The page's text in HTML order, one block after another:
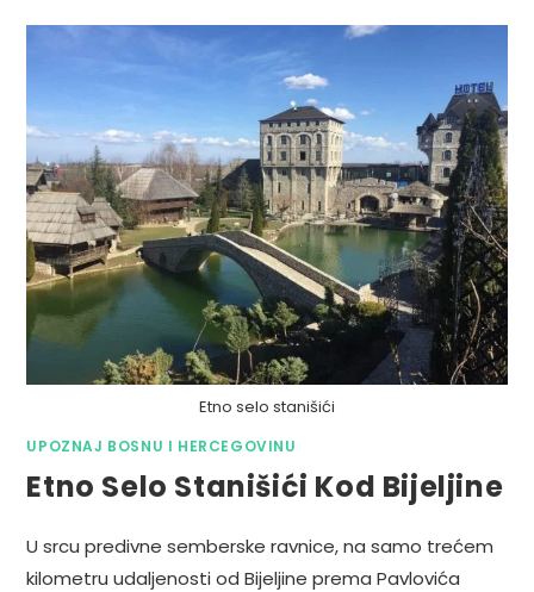
Etno selo stanišići
UPOZNAJ BOSNU I HERCEGOVINU
Etno Selo Stanišići Kod Bijeljine
U srcu predivne semberske ravnice, na samo trećem
kilometru udaljenosti od Bijeljine prema Pavlovića